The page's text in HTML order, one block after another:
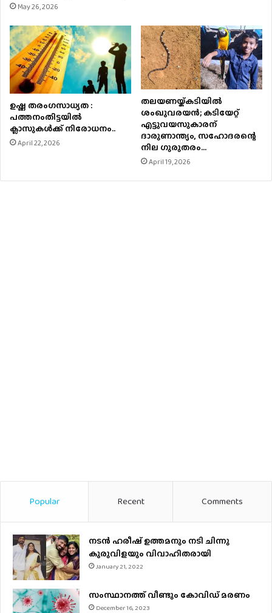
May 26, 2026
ഉഷ്ണ തരംഗസാധ്യത :
പത്തനംതിട്ടയില്‍
ക്ലാസുകള്‍ക്ക് നിരോധനം..
April 22, 2026
തലയണയ്ക്കടിയില്‍
ശംഖുവരയന്‍; കടിയേറ്റ്
എട്ടുവയസുകാരന്
ദാരുണാന്ത്യം, സഹോദരന്റെ
നില ഗുരുതരം…
April 19, 2026
Popular Recent Comments
നടന്‍ ഹരീഷ് ഉത്തമനും നടി ചിന്നു
കുരുവിളയും വിവാഹിതരായി
January 21, 2022
സംസ്ഥാനത്ത് വീണ്ടും കോവിഡ് മരണം
December 16, 2023